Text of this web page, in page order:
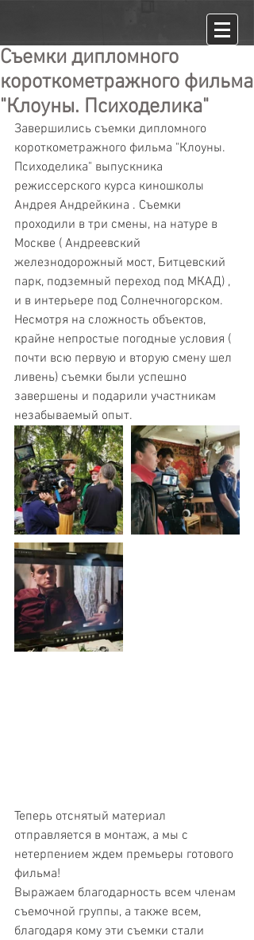
Съемки дипломного
короткометражного фильма
"Клоуны. Психоделика"
Завершились съемки дипломного
короткометражного фильма "Клоуны.
Психоделика" выпускника
режиссерского курса киношколы
Андрея Андрейкина . Съемки
проходили в три смены, на натуре в
Москве ( Андреевский
железнодорожный мост, Битцевский
парк, подземный переход под МКАД) ,
и в интерьере под Солнечногорском.
Несмотря на сложность объектов,
крайне непростые погодные условия (
почти всю первую и вторую смену шел
ливень) съемки были успешно
завершены и подарили участникам
незабываемый опыт.
Теперь отснятый материал
отправляется в монтаж, а мы с
нетерпением ждем премьеры готового
фильма!
Выражаем благодарность всем членам
съемочной группы, а также всем,
благодаря кому эти съемки стали